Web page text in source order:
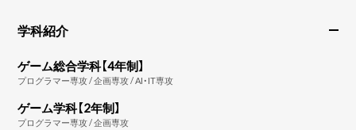
学科紹介
ゲーム総合学科【4年制】
プログラマー専攻 / 企画専攻 / AI・IT専攻
ゲーム学科【2年制】
プログラマー専攻 / 企画専攻